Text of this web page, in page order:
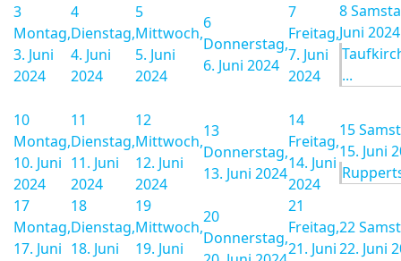
3
Montag,
3. Juni
2024
4
Dienstag,
4. Juni
2024
5
Mittwoch,
5. Juni
2024
6
Donnerstag,
6. Juni 2024
7
Freitag,
7. Juni
2024
8
Juni 2024
...
10
Montag,
10. Juni
2024
11
Dienstag,
11. Juni
2024
12
Mittwoch,
12. Juni
2024
13
Donnerstag,
13. Juni 2024
14
Freitag,
14. Juni
2024
15
15. Juni
17
Montag,
17. Juni
18
Dienstag,
18. Juni
19
Mittwoch,
19. Juni
20
Donnerstag,
21
Freitag,
21. Juni
22
22. Juni